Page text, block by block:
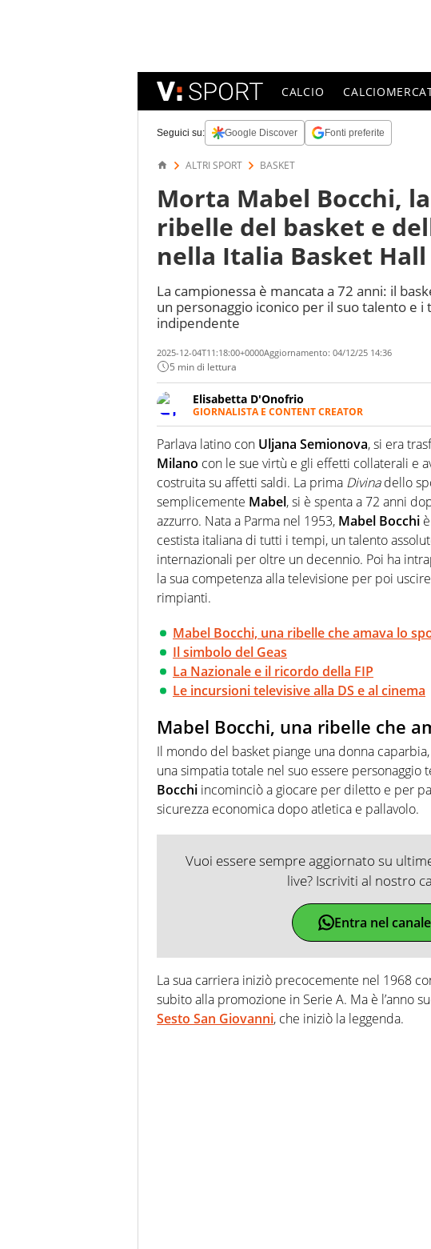
CALCIO
Seguici su: Google Discover Fonti preferite
ALTRI SPORT BASKET
Morta Mabel Bocchi,
ribelle del basket e
nella Italia Basket Hall
La campionessa è mancata a 72 anni: il
un personaggio iconico per il suo talento e i
indipendente
2025-12-04T11:18:00+0000Aggiornamento: 04/12/25 14:36
5 min di lettura
Elisabetta D'Onofrio
GIORNALISTA E CONTENT CREATOR
Giornalista professionista dal 2007, scrive
soprattutto di calcio, di sport e dei suoi
nell'ambito della creazione di format. Un
ruolo di libero. Cura una classifica
Parlava latino con Uljana Semionova, si era
Milano con le sue virtù e gli effetti collaterali e
costruita su affetti saldi. La prima Divinadello
semplicemente Mabel, si è spenta a 72 anni
azzurro. Nata a Parma nel 1953, Mabel Bocchi
cestista italiana di tutti i tempi, un talento
internazionali per oltre un decennio. Poi ha
la sua competenza alla televisione per poi
rimpianti.
Mabel Bocchi, una ribelle che amava lo
Il simbolo del Geas
La Nazionale e il ricordo della FIP
Le incursioni televisive alla DS e al cinema
Mabel Bocchi, una ribelle che
Il mondo del basket piange una donna
una simpatia totale nel suo essere personaggio
Bocchi incominciò a giocare per diletto e per
sicurezza economica dopo atletica e pallavolo.
Vuoi essere sempre aggiornato su
live? Iscriviti al nostro
Entra nel
La sua carriera iniziò precocemente nel 1968
subito alla promozione in Serie A. Ma è l’anno
Sesto San Giovanni, che iniziò la leggenda.